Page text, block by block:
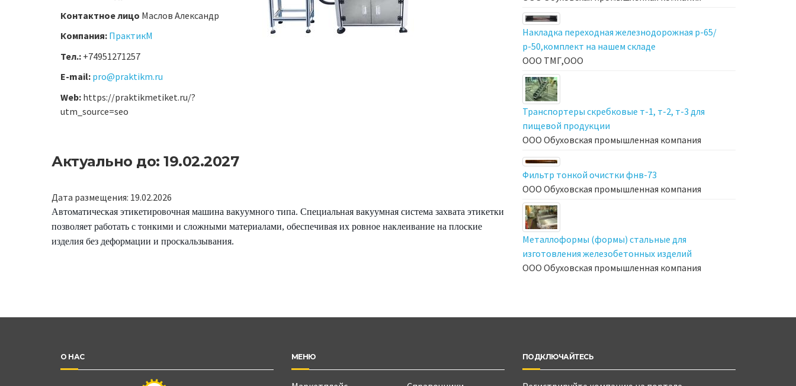
Контактное лицо Маслов Александр
Компания: ПрактикМ
Тел.: +74951271257
E-mail: pro@praktikm.ru
Web: https://praktikmetiket.ru/?
utm_source=seo
Актуально до: 19.02.2027
Дата размещения: 19.02.2026
Автоматическая этикетировочная машина вакуумного типа. Специальная вакуумная система захвата этикетки
позволяет работать с тонкими и сложными материалами, обеспечивая их ровное наклеивание на плоские
изделия без деформации и проскальзывания.
Накладка переходная железнодорожная р-65/
р-50,комплект на нашем складе
ООО ТМГ,ООО
Транспортеры скребковые т-1, т-2, т-3 для
пищевой продукции
ООО Обуховская промышленная компания
Фильтр тонкой очистки фнв-73
ООО Обуховская промышленная компания
Металлоформы (формы) стальные для
изготовления железобетонных изделий
ООО Обуховская промышленная компания
О НАС МЕНЮ ПОДКЛЮЧАЙТЕСЬ